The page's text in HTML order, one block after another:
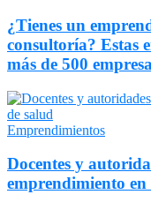
¿Tienes un
consultoría? Estas
más de 500
Emprendimientos
Docentes y
emprendimiento en